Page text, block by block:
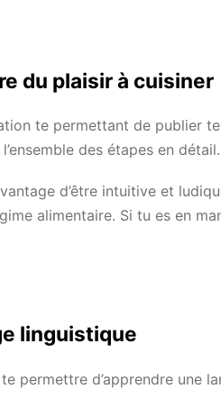
du plaisir à cuisiner
te permettant de publier
des étapes en détail.
d’être intuitive et
alimentaire. Si tu es en
linguistique
permettre d’apprendre une